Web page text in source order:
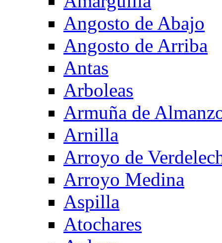
Angosto de Abajo
Angosto de Arriba
Antas
Arboleas
Armuña de
Arnilla
Arroyo de
Arroyo Medina
Aspilla
Atochares